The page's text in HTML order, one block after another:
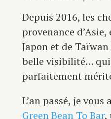
Depuis 2016, les
provenance
Japon et de
belle visibilité…
parfaitement
L’an passé, je
Green Bean To Bar,